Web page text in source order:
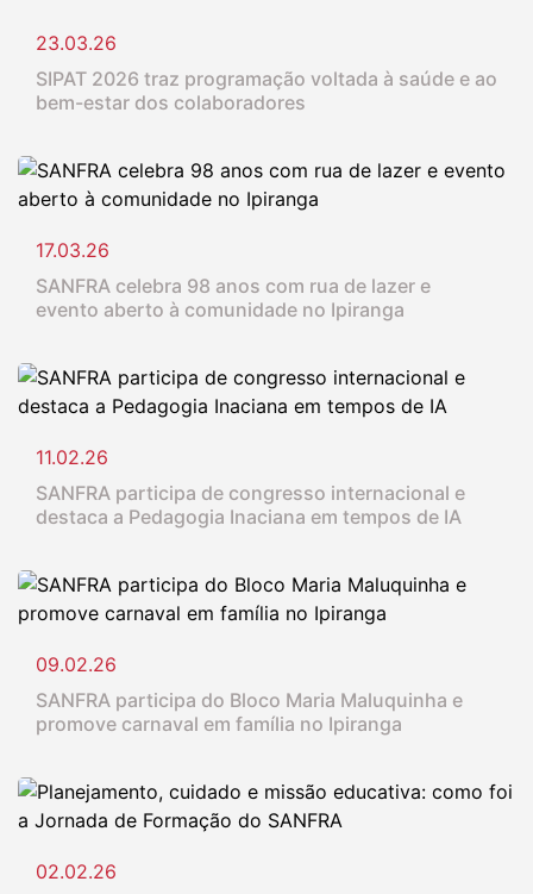
23.03.26
SIPAT 2026 traz programação voltada à saúde e ao
bem-estar dos colaboradores
17.03.26
SANFRA celebra 98 anos com rua de lazer e
evento aberto à comunidade no Ipiranga
11.02.26
SANFRA participa de congresso internacional e
destaca a Pedagogia Inaciana em tempos de IA
09.02.26
SANFRA participa do Bloco Maria Maluquinha e
promove carnaval em família no Ipiranga
02.02.26